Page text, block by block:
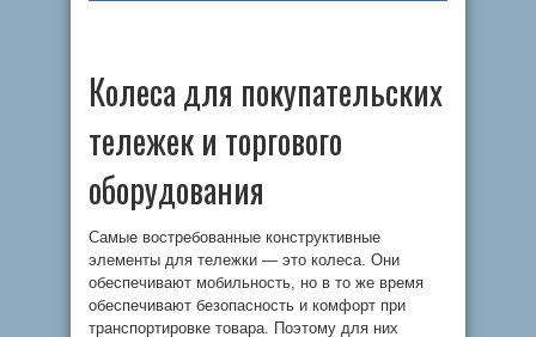
Колеса для покупательских
тележек и торгового
оборудования
Самые востребованные конструктивные
элементы для тележки — это колеса. Они
обеспечивают мобильность, но в то же время
обеспечивают безопасность и комфорт при
транспортировке товара. Поэтому для них